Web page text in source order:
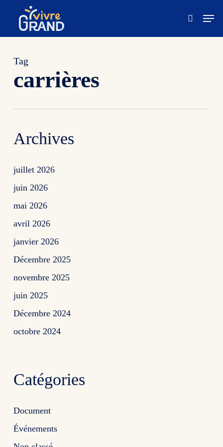
main
Menu
Tag
carrières
Archives
juillet 2026
juin 2026
mai 2026
avril 2026
janvier 2026
Décembre 2025
novembre 2025
juin 2025
Décembre 2024
octobre 2024
Catégories
Document
Événements